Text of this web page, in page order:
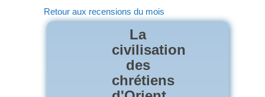
Retour aux recensions du mois
La
civilisation
des
chrétiens